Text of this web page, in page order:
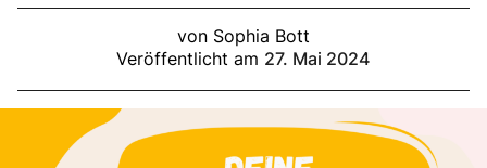
von Sophia Bott
Veröffentlicht am 27. Mai 2024